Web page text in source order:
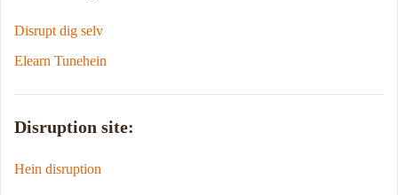
Disrupt dig selv
Elearn Tunehein
Disruption site:
Hein disruption